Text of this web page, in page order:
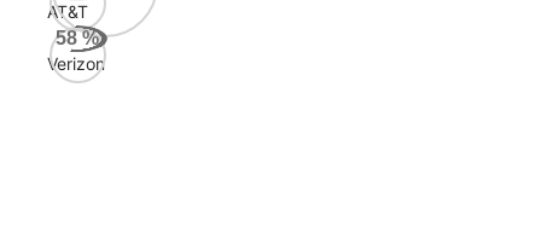
AT&T
58%
Verizon